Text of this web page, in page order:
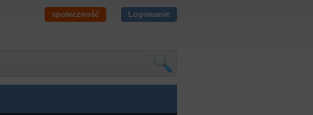
społeczność Logowanie